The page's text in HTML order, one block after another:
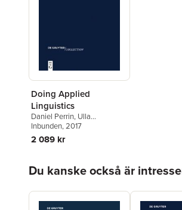
Doing Applied
Linguistics
Daniel Perrin, Ulla
Kleinberger
Inbunden, 2017
2 089 kr
Du kanske också är